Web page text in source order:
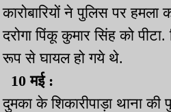
कारोबारियों ने पुलिस पर हमला
दरोगा पिंकू कुमार सिंह को
रूप से घायल हो गये थे.
10 मई :
दुमका के शिकारीपाड़ा थाना की